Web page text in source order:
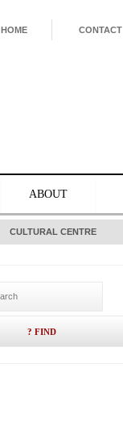
HOME CONTACT
ABOUT
CULTURAL CENTRE